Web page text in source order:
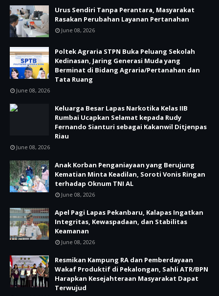
Urus Sendiri Tanpa Perantara, Masyarakat
Rasakan Perubahan Layanan Pertanahan
June 08, 2026
Poltek Agraria STPN Buka Peluang Sekolah
Kedinasan, Jaring Generasi Muda yang
Berminat di Bidang Agraria/Pertanahan dan
Tata Ruang
June 08, 2026
Keluarga Besar Lapas Narkotika Kelas IIB
Rumbai Ucapkan Selamat kepada Rudy
Fernando Sianturi sebagai Kakanwil Ditjenpas
Riau
June 08, 2026
Anak Korban Penganiayaan yang Berujung
Kematian Minta Keadilan, Soroti Vonis Ringan
terhadap Oknum TNI AL
June 08, 2026
Apel Pagi Lapas Pekanbaru, Kalapas Ingatkan
Integritas, Kewaspadaan, dan Stabilitas
Keamanan
June 08, 2026
Resmikan Kampung RA dan Pemberdayaan
Wakaf Produktif di Pekalongan, Sahli ATR/BPN
Harapkan Kesejahteraan Masyarakat Dapat
Terwujud